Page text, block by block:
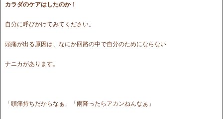
カラダのケアはしたのか！
自分に呼びかけてみてください。
頭痛が出る原因は、なにか回路の中で自分のためにならない
ナニカがあります。
「頭痛持ちだからなぁ」「雨降ったらアカンねんなぁ」